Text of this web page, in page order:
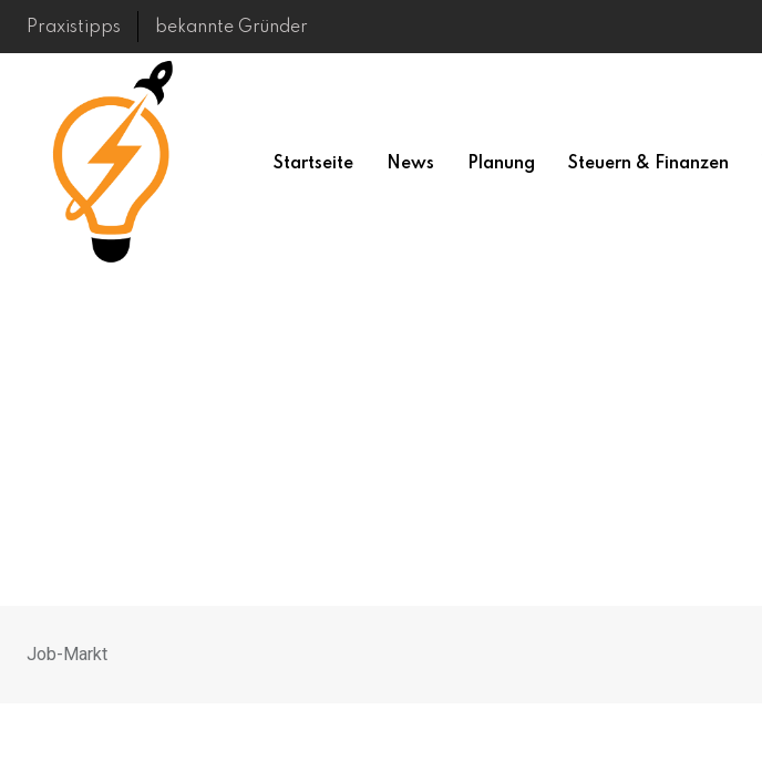
Skip
Praxistipps bekannte Gründer
Startseite News Planung Steuern & Finanzen
Job-Markt